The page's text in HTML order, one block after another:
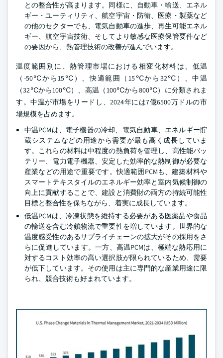
との整合性が高まります。同様に、自動車・輸送、エネル
ギー・ユーティリティ、航空宇宙・防衛、医療・製薬など
の他のセクターでも、電気自動車の進歩、再生可能エネル
ギー、航空宇宙技術、そしてより敏感な医療保管要件など
の要因から、熱管理技術の改善が進んでいます。
温度範囲別に、熱管理市場における相変化材料は、低温
（-50℃から15℃）、快適範囲（15℃から32℃）、中温
（32℃から100℃）、高温（100℃から800℃）に分類されま
す。中温が市場をリードし、2024年には7億6500万ドルの市
場規模を占めます。
中温PCMは、電子機器の冷却、電気自動車、エネルギー貯
蔵システムなどの用途から需要が最も高く成長していま
す。これらの材料は中程度の熱負荷を管理し、高性能バッ
テリー、電力電子機器、安定した効率的な熱制御が必要な
産業などの用途で重要です。快適範囲PCMも、建築材料や
スマートテキスタイルのエネルギー効率と室内気候制御の
向上に貢献することで、建設と消費財の両方の持続可能性
目標と整合性を保ちながら、着実に成長しています。
低温PCMは、冷凍状態を維持する必要がある医薬品や食品
の輸送を含む冷鎖物流で重要性を増しています。世界的な
温度感受性のあるサプライチェーンの拡大がその採用をさ
らに促進しています。一方、高温PCMは、極端な熱応用に
対するコスト効率の高い選択肢が限られているため、需要
が低下しています。その使用は主に専門的な産業用途に限
られ、競合技術も好まれています。